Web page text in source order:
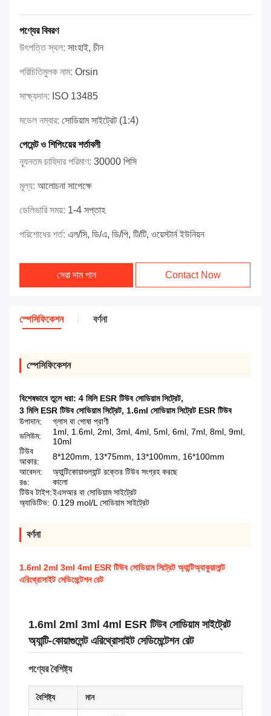
পণ্যের বিবরণ
উৎপত্তি স্থল: সাংহাই, চীন
পরিচিতিমুলক নাম: Orsin
সাক্ষ্যদান: ISO 13485
মডেল নম্বার: সোডিয়াম সাইট্রেট (1:4)
পেমেন্ট ও শিপিংয়ের শর্তাবলী
ন্যূনতম চাহিদার পরিমাণ: 30000 পিসি
মূল্য: আলোচনা সাপেক্ষে
ডেলিভারি সময়: 1-4 সপ্তাহ
পরিশোধের শর্ত: এল/সি, ডি/এ, ডি/পি, টি/টি, ওয়েস্টার্ন ইউনিয়ন
সেরা দাম পান Contact Now
স্পেসিফিকেশন বর্ণনা
স্পেসিফিকেশন
বিশেষভাবে তুলে ধরা: 4 মিলি ESR টিউব সোডিয়াম সিট্রেট,
3 মিলি ESR টিউব সোডিয়াম সিট্রেট, 1.6ml সোডিয়াম সিট্রেট ESR টিউব
উপাদান:
গ্লাস বা পোষা প্রাণী
ভলিউম:
1ml, 1.6ml, 2ml, 3ml, 4ml, 5ml, 6ml, 7ml, 8ml, 9ml,
10ml
টিউব
আকার:
8*120mm, 13*75mm, 13*100mm, 16*100mm
আবেদন:
অ্যান্টিকোয়াগুল্যান্ট রক্তের টিউব সংগ্রহ করছে
রঙ:
কালো
টিউব টাইপ:ইএসআর বা সোডিয়াম সাইট্রেট
অ্যাডিটিভ: 0.129 mol/L সোডিয়াম সাইট্রেট
বর্ণনা
1.6ml 2ml 3ml 4ml ESR টিউব সোডিয়াম সিট্রেট অ্যান্টিঅ্যাকুয়ালান্ট
এরিথ্রোসাইট সেডিমেন্টেশন রেট
1.6ml 2ml 3ml 4ml ESR টিউব সোডিয়াম সাইট্রেট
অ্যান্টি-কোয়াগুলেন্ট এরিথ্রোসাইট সেডিমেন্টেশন রেট
পণ্যের বৈশিষ্ট্য
বৈশিষ্ট্য মান